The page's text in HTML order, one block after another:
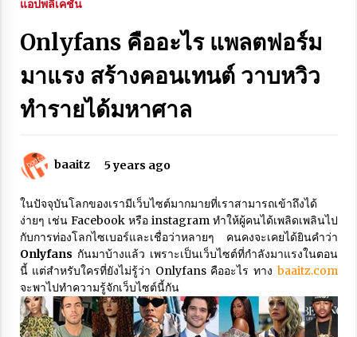
HUAWEI Pura 90 Pro Max ว่าที่เรือธงกล้องเทพรุ่นใหม่
4 weeks ago
Agentic AI คืออะไร เทคโนโลยี AI รุ่นใหม่ที่คิด วางแผน
ราคา
3 months ago
ก่อนซื้อ OPPO Find X9 Ultra ต้องดู รีวิวจุดเด่น จุด
สังเกตแบบครบๆ
3 months ago
Vivo T5 Pro เปิดตัวแล้ว สรุปทุกฟีเจอร์เด่น คุ้มค่าแค่ไหน
แอปพลิเคชั่น
Onlyfans คืออะไร แพลตฟอร์ม
มาแรง สร้างคอนเทนต์ วาบหวิว
ทำรายได้มหาศาล
baaitz 5 years ago
ในปัจจุบันโลกของเรามีเว็บไซต์มากมายที่เราสามารถเข้าถึงได้
ง่ายๆ เช่น Facebook หรือ instagram ทำให้ผู้คนได้เพลิดเพลินไป
กับการท่องโลกไซเบอร์และเชื่อว่าหลายๆ คนคงจะเคยได้ยินคำว่า
Onlyfans กันมาบ้างแล้ว เพราะเป็นเว็บไซต์ที่กำลังมาแรงในตอน
นี้ แต่สำหรับใครที่ยังไม่รู้ว่า Onlyfans คืออะไร ทาง baaitz.com
จะพาไปทำความรู้จักเว็บไซต์นี้กัน